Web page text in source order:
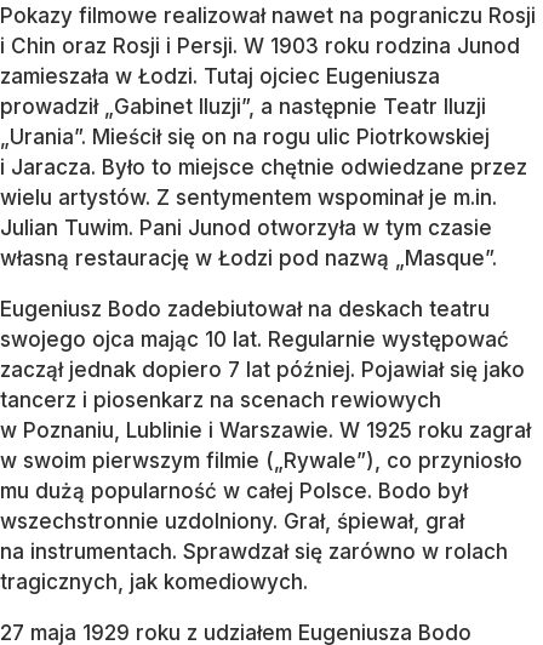
Pokazy filmowe realizował nawet na pograniczu Rosji
i Chin oraz Rosji i Persji. W 1903 roku rodzina Junod
zamieszała w Łodzi. Tutaj ojciec Eugeniusza
prowadził „Gabinet Iluzji”, a następnie Teatr Iluzji
„Urania”. Mieścił się on na rogu ulic Piotrkowskiej
i Jaracza. Było to miejsce chętnie odwiedzane przez
wielu artystów. Z sentymentem wspominał je m.in.
Julian Tuwim. Pani Junod otworzyła w tym czasie
własną restaurację w Łodzi pod nazwą „Masque”.
Eugeniusz Bodo zadebiutował na deskach teatru
swojego ojca mając 10 lat. Regularnie występować
zaczął jednak dopiero 7 lat później. Pojawiał się jako
tancerz i piosenkarz na scenach rewiowych
w Poznaniu, Lublinie i Warszawie. W 1925 roku zagrał
w swoim pierwszym filmie („Rywale”), co przyniosło
mu dużą popularność w całej Polsce. Bodo był
wszechstronnie uzdolniony. Grał, śpiewał, grał
na instrumentach. Sprawdzał się zarówno w rolach
tragicznych, jak komediowych.
27 maja 1929 roku z udziałem Eugeniusza Bodo